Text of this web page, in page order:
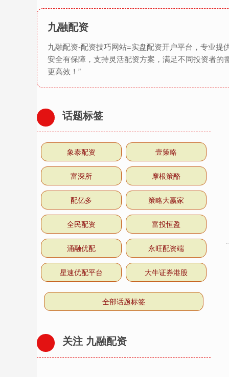
九融配资
九融配资-配资技巧网站=实盘配资开户平台，专业
安全有保障，支持灵活配资方案，满足不同投资者
更高效！”
话题标签
象泰配资 壹策略
富深所 摩根策酪
配亿多 策略大赢家
全民配资 富投恒盈
涌融优配 永旺配资端
星速优配平台 大牛证券港股
全部话题标签
关注 九融配资